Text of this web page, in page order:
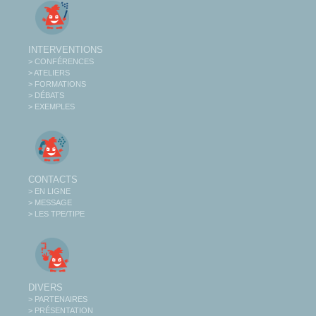
INTERVENTIONS
> CONFÉRENCES
> ATELIERS
> FORMATIONS
> DÉBATS
> EXEMPLES
CONTACTS
> EN LIGNE
> MESSAGE
> LES TPE/TIPE
DIVERS
> PARTENAIRES
> PRÉSENTATION